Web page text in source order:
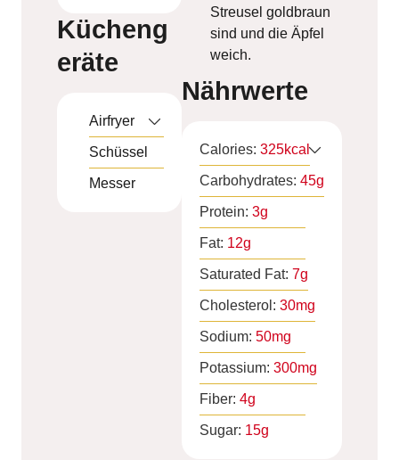
Kücheng
eräte
Airfryer
Schüssel
Messer
Streusel goldbraun
sind und die Äpfel
weich.
Nährwerte
Calories: 325kcal
Carbohydrates: 45g
Protein: 3g
Fat: 12g
Saturated Fat: 7g
Cholesterol: 30mg
Sodium: 50mg
Potassium: 300mg
Fiber: 4g
Sugar: 15g